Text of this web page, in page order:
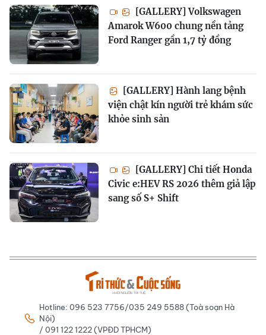
[GALLERY] Volkswagen
Amarok W600 chung nền tảng
Ford Ranger gần 1,7 tỷ đồng
[GALLERY] Hành lang bệnh
viện chật kín người trẻ khám sức
khỏe sinh sản
[GALLERY] Chi tiết Honda
Civic e:HEV RS 2026 thêm giả lập
sang số S+ Shift
Hotline: 096 523 7756/035 249 5588 (Toà soạn Hà
Nội)
/ 091 122 1222 (VPĐD TPHCM)